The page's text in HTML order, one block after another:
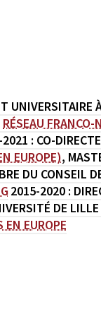
UNIVERSITAIRE
RÉSEAU
: CO-
EUROPE),
DU CONSEIL
2015-2020 :
DE
EN EUROPE